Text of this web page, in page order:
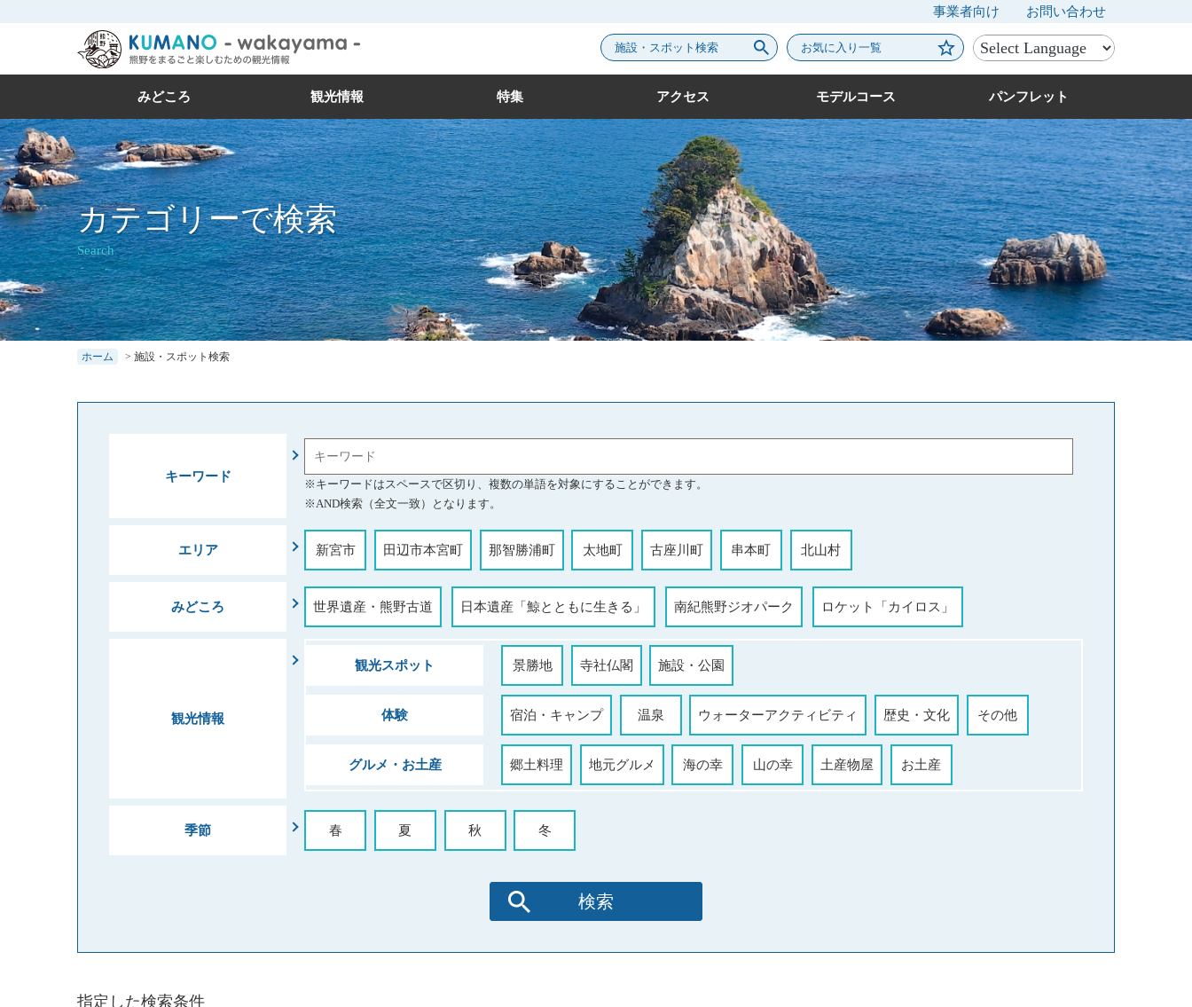
キ
ッ
プ
みどころ 観光情報 特集 アクセス モデルコース パンフレット
施設・スポット検索 お気に入り一覧
事業者向け お問い合わせ
カテゴリーで検索
Search
ホーム > 施設・スポット検索
キーワード
※キーワードはスペースで区切り、複数の単語を対象にすることができます。
※AND検索（全文一致）となります。
エリア 新宮市 田辺市本宮町 那智勝浦町 太地町 古座川町 串本町 北山村
みどころ 世界遺産・熊野古道 日本遺産「鯨とともに生きる」 南紀熊野ジオパーク ロケット「カイロス」
観光情報
観光スポット 景勝地 寺社仏閣 施設・公園
体験 宿泊・キャンプ 温泉 ウォーターアクティビティ 歴史・文化 その他
グルメ・お土産 郷土料理 地元グルメ 海の幸 山の幸 土産物屋 お土産
季節 春 夏 秋 冬
検索
指定した検索条件